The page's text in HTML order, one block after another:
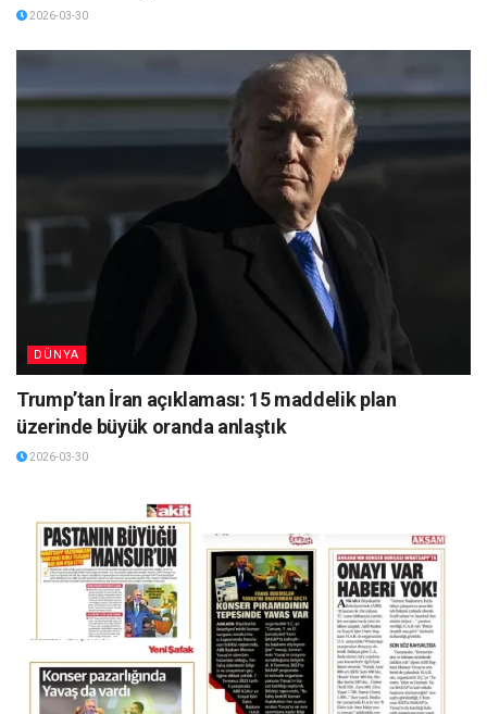
2026-03-30
DÜNYA
Trump’tan İran açıklaması: 15 maddelik plan
üzerinde büyük oranda anlaştık
2026-03-30